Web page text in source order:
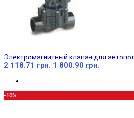
Электромагнитный клапан для
2 118.71 грн. 1 800.90 грн.
-10%